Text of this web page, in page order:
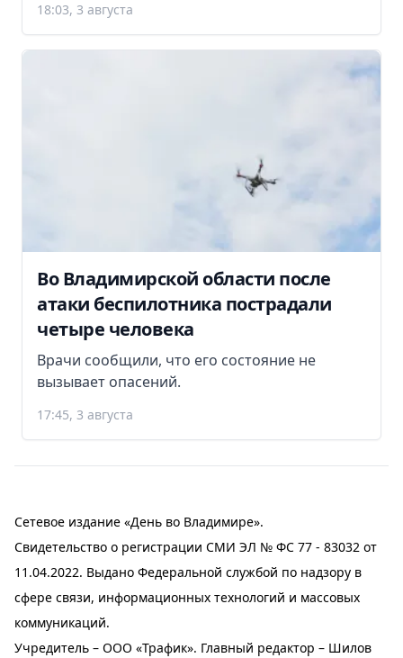
18:03, 3 августа
Во Владимирской области после
атаки беспилотника пострадали
четыре человека
Врачи сообщили, что его состояние не
вызывает опасений.
17:45, 3 августа
Сетевое издание «День во Владимире».
Свидетельство о регистрации СМИ ЭЛ № ФС 77 - 83032 от
11.04.2022. Выдано Федеральной службой по надзору в
сфере связи, информационных технологий и массовых
коммуникаций.
Учредитель – ООО «Трафик». Главный редактор – Шилов